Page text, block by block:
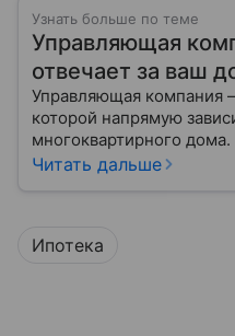
Узнать больше по теме
Управляющая
отвечает за ваш
Управляющая компания
которой напрямую
многоквартирного
до конца понимают,
Читать дальше
Ипотека